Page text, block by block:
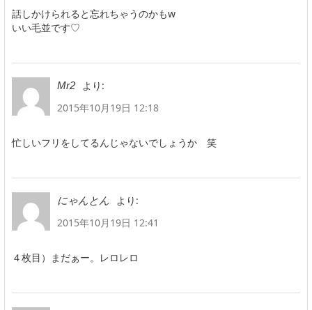
話しかけられると忘れちゃうのかもw
いい毛並です♡
Mr2
より:
2015年10月19日 12:18
忙しいフリをしてるんじゃないでしょうか 笑
にゃんとん
より:
2015年10月19日 12:41
４枚目）まだぁー。レロレロ